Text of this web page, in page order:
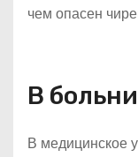
В
В медицинское